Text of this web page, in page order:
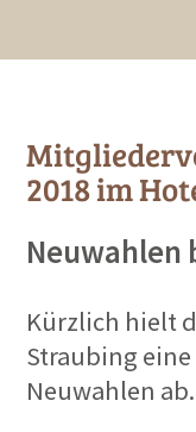
2018 im
Neuwahlen
Kürzlich hielt
Straubing
Neuwahlen ab.